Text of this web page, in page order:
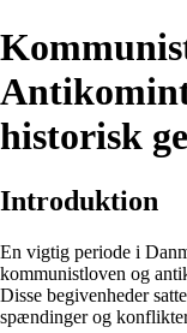
historisk
Introduktion
En vigtig periode i
kommunistloven og
Disse begivenheder
spændinger og